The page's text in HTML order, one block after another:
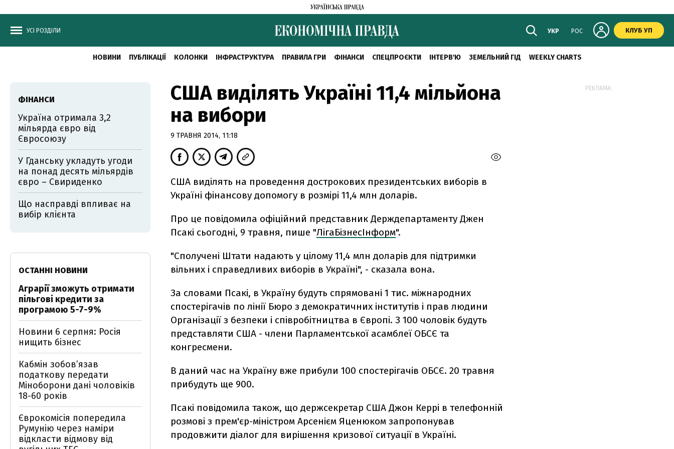
УСІ РОЗДІЛИ УКР РОС КЛУБ УП
НОВИНИ ПУБЛІКАЦІЇ КОЛОНКИ ІНФРАСТРУКТУРА ПРАВИЛА ГРИ ФІНАНСИ СПЕЦПРОЄКТИ ІНТЕРВ'Ю ЗЕМЕЛЬНИЙ ГІД WEEKLY CHARTS
США виділять Україні 11,4 мільйона
на вибори
9 ТРАВНЯ 2014, 11:18
США виділять на проведення дострокових президентських виборів в
Україні фінансову допомогу в розмірі 11,4 млн доларів.
Про це повідомила офіційний представник Держдепартаменту Джен
Псакі сьогодні, 9 травня, пише "ЛігаБізнесІнформ".
"Сполучені Штати надають у цілому 11,4 млн доларів для підтримки
вільних і справедливих виборів в Україні", - сказала вона.
За словами Псакі, в Україну будуть спрямовані 1 тис. міжнародних
спостерігачів по лінії Бюро з демократичних інститутів і прав людини
Організації з безпеки і співробітництва в Європі. З 100 чоловік будуть
представляти США - члени Парламентської асамблеї ОБСЄ та
конгресмени.
В даний час на Україну вже прибули 100 спостерігачів ОБСЄ. 20 травня
прибудуть ще 900.
Псакі повідомила також, що держсекретар США Джон Керрі в телефонній
розмові з прем'єр-міністром Арсенієм Яценюком запропонував
продовжити діалог для вирішення кризової ситуації в Україні.
ФІНАНСИ
Україна отримала 3,2
мільярда євро від
Євросоюзу
У Гданську укладуть угоди
на понад десять мільярдів
євро – Свириденко
Що насправді впливає на
вибір клієнта
ОСТАННІ НОВИНИ
Аграрії зможуть отримати
пільгові кредити за
програмою 5-7-9%
Новини 6 серпня: Росія
нищить бізнес
Кабмін зобовʼязав
податкову передати
Міноборони дані чоловіків
18-60 років
Єврокомісія попередила
Румунію через наміри
відкласти відмову від
РЕКЛАМА: